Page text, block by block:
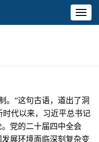
”这句古语，道出了洞
代以来，习近平总书记
党的二十届四中全会
发展环境面临深刻复杂变